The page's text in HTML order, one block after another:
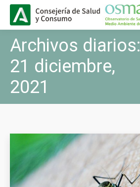
Archivos diarios:
21 diciembre,
2021